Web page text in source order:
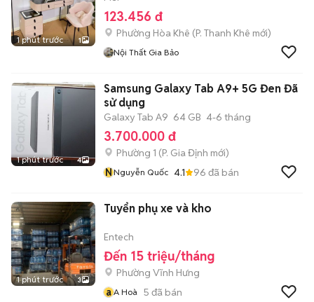
1 phút trước 1
123.456 đ
Phường Hòa Khê (P. Thanh Khê mới)
Nội Thất Gia Bảo
1 phút trước 4
Samsung Galaxy Tab A9+ 5G Đen Đã
sử dụng
Galaxy Tab A9 64 GB 4-6 tháng
3.700.000 đ
Phường 1 (P. Gia Định mới)
NNguyễn Quốc 4.1 96 đã bán
1 phút trước 3
Tuyển phụ xe và kho
Entech
Đến 15 triệu/tháng
Phường Vĩnh Hưng
a A Hoà 5 đã bán